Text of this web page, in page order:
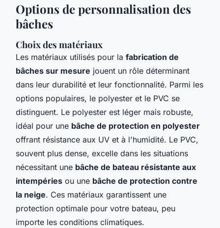
Options de personnalisation des
bâches
Choix des matériaux
Les matériaux utilisés pour la fabrication de
bâches sur mesure jouent un rôle déterminant
dans leur durabilité et leur fonctionnalité. Parmi les
options populaires, le polyester et le PVC se
distinguent. Le polyester est léger mais robuste,
idéal pour une bâche de protection en polyester
offrant résistance aux UV et à l'humidité. Le PVC,
souvent plus dense, excelle dans les situations
nécessitant une bâche de bateau résistante aux
intempéries ou une bâche de protection contre
la neige. Ces matériaux garantissent une
protection optimale pour votre bateau, peu
importe les conditions climatiques.